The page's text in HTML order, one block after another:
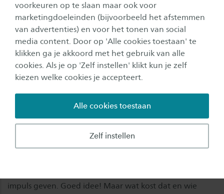
voorkeuren op te slaan maar ook voor
marketingdoeleinden (bijvoorbeeld het afstemmen
van advertenties) en voor het tonen van social
media content. Door op 'Alle cookies toestaan' te
klikken ga je akkoord met het gebruik van alle
cookies. Als je op 'Zelf instellen' klikt kun je zelf
kiezen welke cookies je accepteert.
Zelf instellen
Alle cookies toestaan
tonen
Voor een opleiding bij Saxion betaal je wettelijk
collegegeld of instellingscollegegeld. Hoeveel
collegegeld je moet voldoen hangt af van jouw
persoonlijke situatie. Studenten die eerder een graad in
het hoger onderwijs hebben behaald betalen
instellingscollegegeld.
Wettelijk collegegeld
De huidige tarieven van het wettelijk collegegeld vind je
op de paginaCollegegeld.
impuls geven. Goed idee! Maar wat kost dat en wie